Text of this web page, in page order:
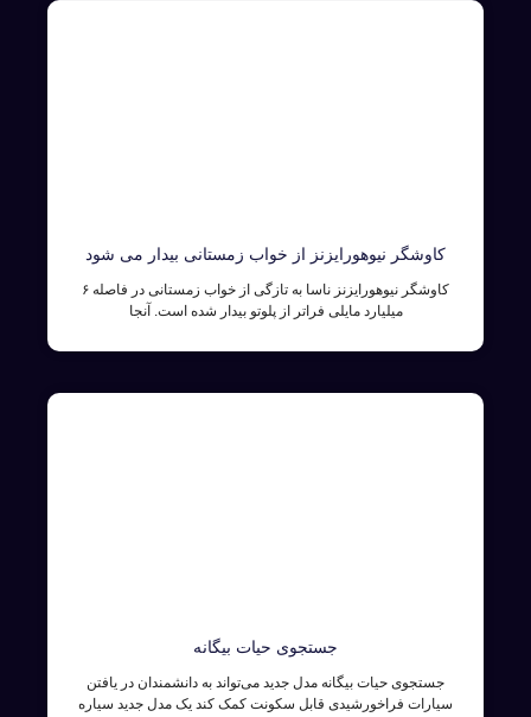
کاوشگر نیوهورایزنز از خواب زمستانی بیدار می شود
کاوشگر نیوهورایزنز ناسا به تازگی از خواب زمستانی در فاصله ۶
میلیارد مایلی فراتر از پلوتو بیدار شده است. آنجا
جستجوی حیات بیگانه
جستجوی حیات بیگانه مدل جدید می‌تواند به دانشمندان در یافتن
سیارات فراخورشیدی قابل سکونت کمک کند یک مدل جدید سیاره